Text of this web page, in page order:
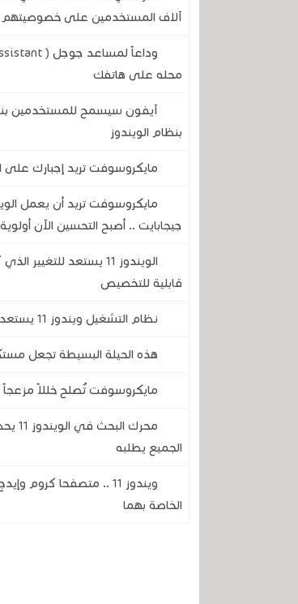
آلاف المستخدمين على خصوصيتهم
محله على هاتفك
آيفون سيسمح للمستخدمين
بنظام الويندوز
مايكروسوفت تريد إجبارك على استخدام الويندوز 11 بدون حساب
جيجابايت .. أصبح التحسين الآن أولوية
الويندوز 11 يستعد
قابلية للتخصيص
نظام التشغيل ويندوز 11 يستعد لإجراء أكبر تغيير مرئي له منذ سنوات ..إليكم كل ما سيتغير
هذه الحيلة البسيطة تجعل مستكشف
مايكروسوفت تُصلح خللاً مزعجاً
الجميع يطلبه
الخاصة بهما